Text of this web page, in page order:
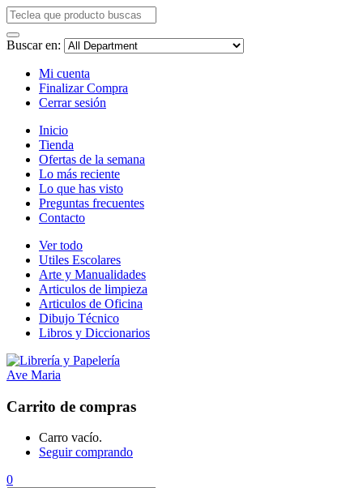
Buscar en:
Mi cuenta
Finalizar Compra
Cerrar sesión
Inicio
Tienda
Ofertas de la semana
Lo más reciente
Lo que has visto
Preguntas frecuentes
Contacto
Ver todo
Utiles Escolares
Arte y Manualidades
Articulos de limpieza
Articulos de Oficina
Dibujo Técnico
Libros y Diccionarios
Carrito de compras
Carro vacío.
Seguir comprando
0